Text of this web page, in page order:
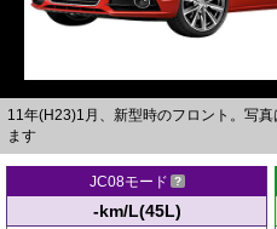
11年(H23)1月、新型時のフロント。写
ます
JC08モード
-km/L(45L)